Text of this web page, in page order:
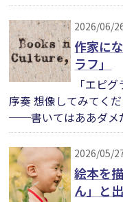
2026/06/
作家に
ラフ」
「エピ
序奏 想像してみてく
──書いてはああダメ
2026/05/
絵本を
ん」と